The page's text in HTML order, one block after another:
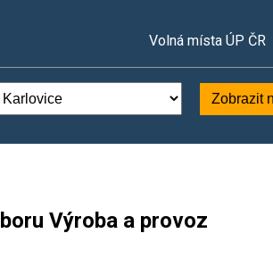
Volná místa ÚP ČR
Zobrazit
Výroba a provoz